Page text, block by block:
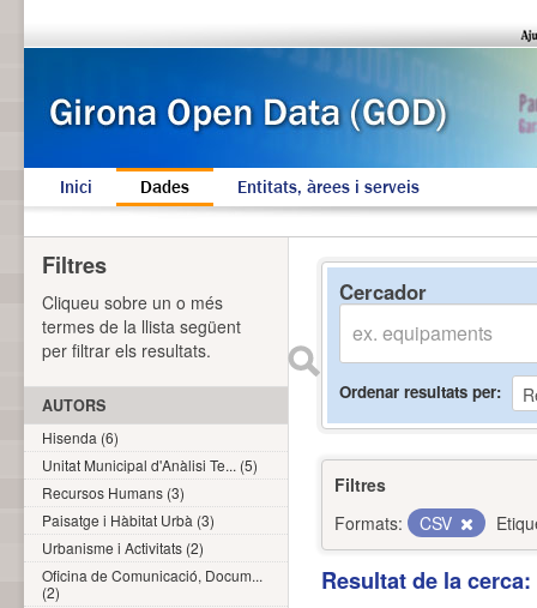
Inici Dades Entitats, àrees i serveis
Cercador
Ordenar resultats per
Filtres
Formats:
CSV
Resultat de la
Filtres
Cliqueu sobre un o més
termes de la llista següent
per filtrar els resultats.
AUTORS
Hisenda (6)
Unitat Municipal d'Anàlisi Te... (5)
Recursos Humans (3)
Paisatge i Hàbitat Urbà (3)
Urbanisme i Activitats (2)
Oficina de Comunicació, Docum...
(2)